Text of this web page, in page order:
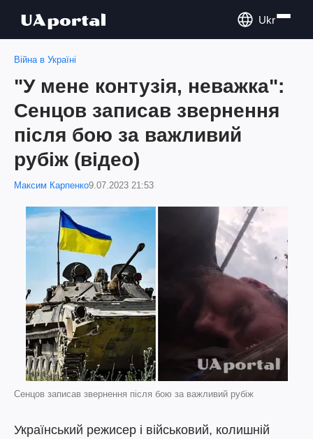
Ukr
Війна в Україні
"У мене контузія, неважка":
Сенцов записав звернення
після бою за важливий
рубіж (відео)
Максим Карпенко9.07.2023 21:53
Сенцов записав звернення після бою за важливий рубіж
Український режисер і військовий, колишній